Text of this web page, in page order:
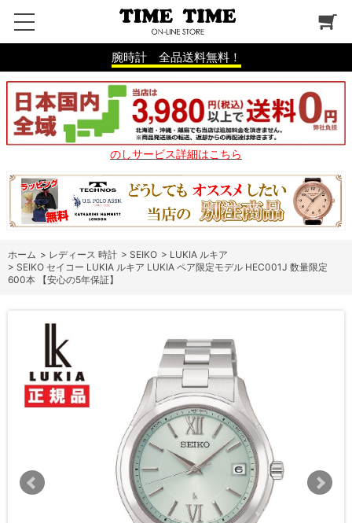
腕時計 全品送料無料！
のしサービス詳細はこちら
ホーム > レディース 時計 > SEIKO > LUKIA ルキア
> SEIKO セイコー LUKIA ルキア LUKIA ペア限定モデル HEC001J 数量限定
600本 【安心の5年保証】